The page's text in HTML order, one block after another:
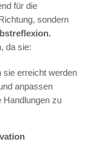
für die
sondern
da sie:
sie erreicht werden
anpassen
Handlungen zu